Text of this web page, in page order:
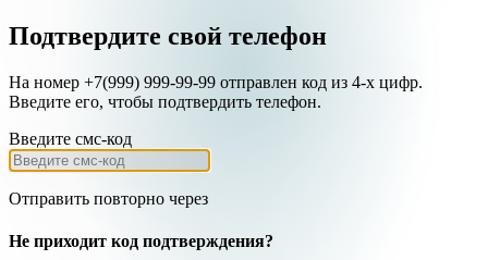
Подтвердите свой телефон
На номер +7(999) 999-99-99 отправлен код из 4-х цифр.
Введите его, чтобы подтвердить телефон.
Введите смс-код
Отправить повторно через
Не приходит код подтверждения?